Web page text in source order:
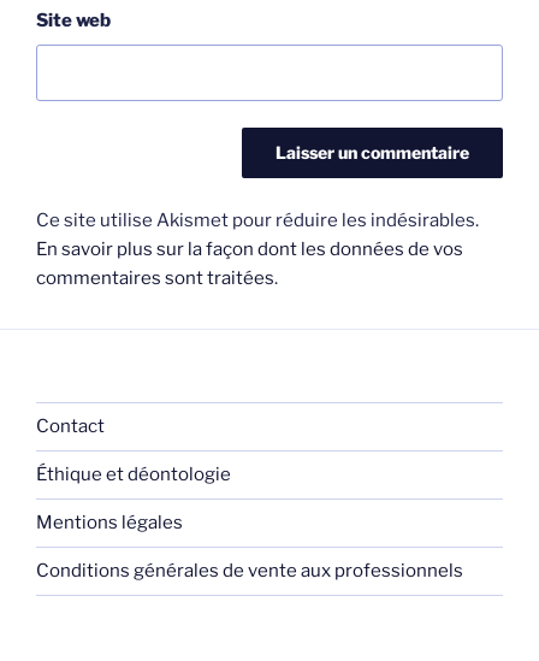
Site web
Ce site utilise Akismet pour réduire les indésirables.
En savoir plus sur la façon dont les données de vos
commentaires sont traitées.
Contact
Éthique et déontologie
Mentions légales
Conditions générales de vente aux professionnels